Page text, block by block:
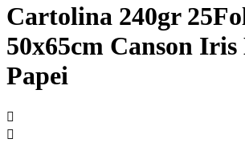
Cartolina 240gr
50x65cm Canson
Papei

